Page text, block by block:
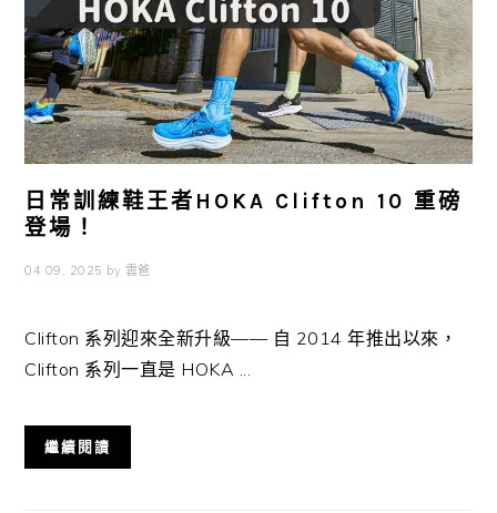
日常訓練鞋王者HOKA Clifton 10 重磅
登場！
04 09, 2025 by 雲爸
Clifton 系列迎來全新升級—— 自 2014 年推出以來，
Clifton 系列一直是 HOKA ...
繼續閱讀